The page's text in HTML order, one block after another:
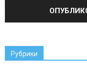
Рубрики